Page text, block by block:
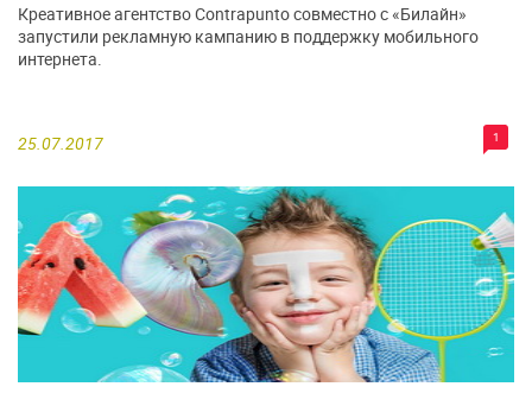
25.07.2017 1
Креативное агентство Contrapunto совместно с «Билайн»
запустили рекламную кампанию в поддержку мобильного
интернета.